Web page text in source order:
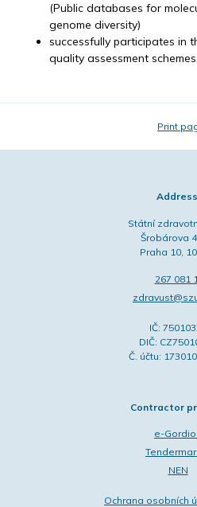
(Public databases for
genome diversity)
successfully participates in
quality assessment schemes.
Print
Státní
Šrobárova
Praha 10,
267 081
IČ:
DIČ:
Č. účtu:
Contractor
e-
NEN
Ochrana osobních